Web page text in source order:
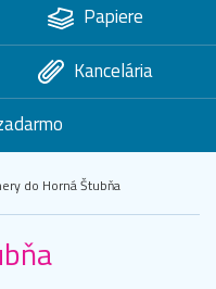
Papiere
Kancelária
do Horná Štubňa